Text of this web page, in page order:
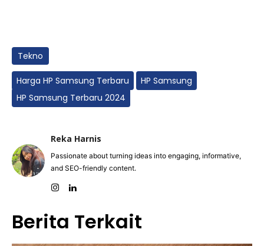
Tekno
Harga HP Samsung Terbaru
HP Samsung
HP Samsung Terbaru 2024
Reka Harnis
Passionate about turning ideas into engaging, informative,
and SEO-friendly content.
Berita Terkait